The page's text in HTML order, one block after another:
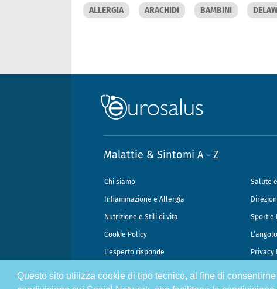
Questo sito utilizza cookie di tipo tecnico, al fine di
ALLERGIA ARACHIDI BAMBINI
Malattie & Sintomi A - Z
Chi siamo Salute
Infiammazione e Allergia
Nutrizione e Stili di vita Sport e
Cookie Policy
L’esperto risponde Privacy
@2026 - Gek Srl, P.IVA 07333890965 - Direzione Scientifica Dottor Attilio